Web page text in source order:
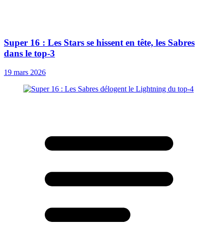
Super 16 : Les Stars se hissent en tête, les Sabres
dans le top-3
19 mars 2026